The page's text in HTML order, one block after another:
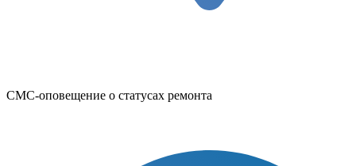
СМС-оповещение о статусах ремонта